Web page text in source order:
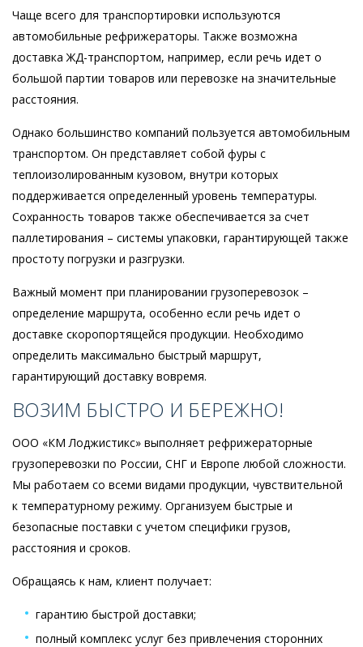
Чаще всего для транспортировки используются
автомобильные рефрижераторы. Также возможна
доставка ЖД-транспортом, например, если речь идет о
большой партии товаров или перевозке на значительные
расстояния.
Однако большинство компаний пользуется автомобильным
транспортом. Он представляет собой фуры с
теплоизолированным кузовом, внутри которых
поддерживается определенный уровень температуры.
Сохранность товаров также обеспечивается за счет
паллетирования – системы упаковки, гарантирующей также
простоту погрузки и разгрузки.
Важный момент при планировании грузоперевозок –
определение маршрута, особенно если речь идет о
доставке скоропортящейся продукции. Необходимо
определить максимально быстрый маршрут,
гарантирующий доставку вовремя.
ВОЗИМ БЫСТРО И БЕРЕЖНО!
ООО «КМ Лоджистикс» выполняет рефрижераторные
грузоперевозки по России, СНГ и Европе любой сложности.
Мы работаем со всеми видами продукции, чувствительной
к температурному режиму. Организуем быстрые и
безопасные поставки с учетом специфики грузов,
расстояния и сроков.
Обращаясь к нам, клиент получает:
гарантию быстрой доставки;
полный комплекс услуг без привлечения сторонних